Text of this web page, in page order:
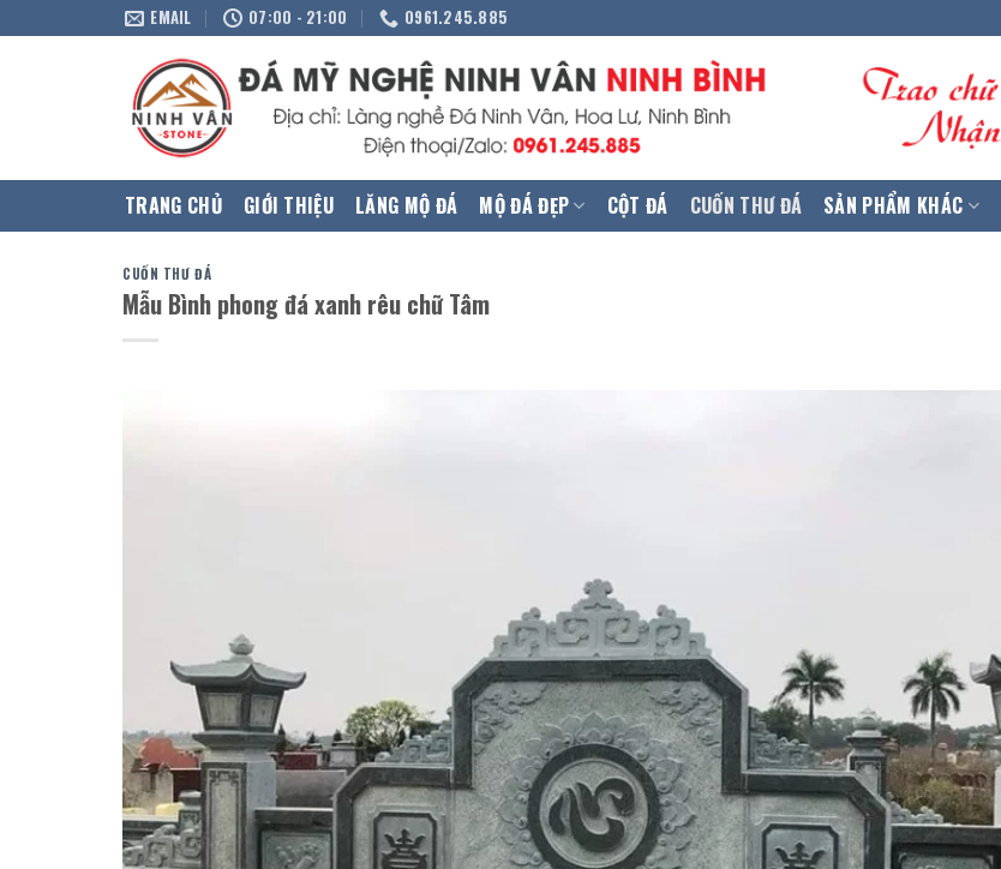
EMAIL 07:00 - 21:00 0961.245.885
TRANG CHỦ GIỚI THIỆU LĂNG MỘ ĐÁ MỘ ĐÁ ĐẸP CỘT ĐÁ CUỐN THƯ ĐÁ SẢN PHẨM KHÁC
CUỐN THƯ ĐÁ
Mẫu Bình phong đá xanh rêu chữ Tâm